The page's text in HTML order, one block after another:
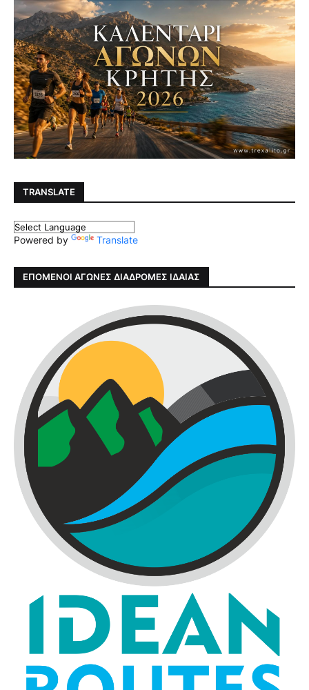
TRANSLATE
Powered by Translate
ΕΠΟΜΕΝΟΙ ΑΓΩΝΕΣ ΔΙΑΔΡΟΜΕΣ ΙΔΑΙΑΣ